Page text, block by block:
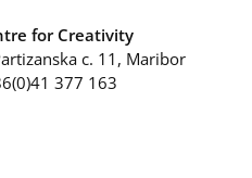
for Creativity
c. 11, Maribor
377 163